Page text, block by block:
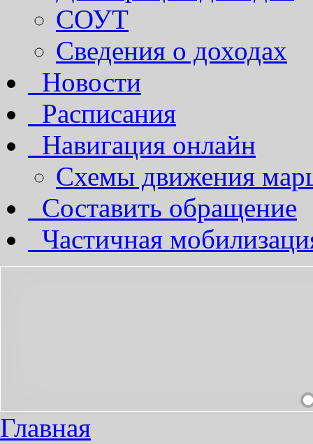
СОУТ
Сведения о доходах
Новости
Расписания
Навигация онлайн
Схемы движения
Составить обращение
Частичная
Главная